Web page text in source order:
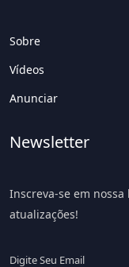
Sobre
Vídeos
Anunciar
Newsletter
Inscreva-se em
atualizações!